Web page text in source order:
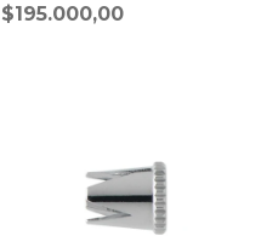
$195.000,00